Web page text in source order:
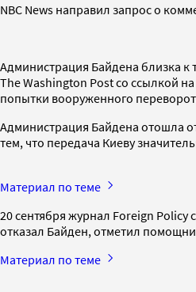
NBC News направил запрос о
Администрация Байдена близка к
The Washington Post со ссылкой
попытки вооруженного
Администрация Байдена отошла
тем, что передача Киеву
Материал по теме
20 сентября журнал Foreign Policy
отказал Байден, отметил
Материал по теме